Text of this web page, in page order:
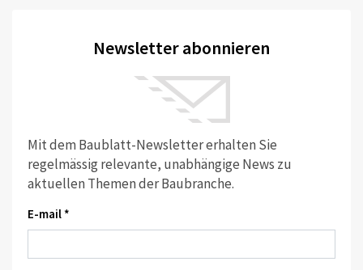
Newsletter abonnieren
Mit dem Baublatt-Newsletter erhalten Sie
regelmässig relevante, unabhängige News zu
aktuellen Themen der Baubranche.
E-mail *